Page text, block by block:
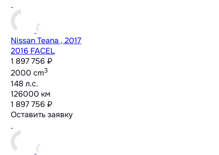
Nissan Teana , 2017
2016 FACEL
1 897 756 ₽
2000 cm3
148 л.с.
126000 км
1 897 756 ₽
Оставить заявку